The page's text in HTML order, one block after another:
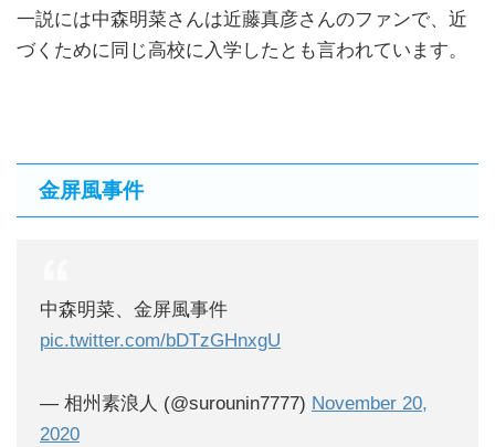
一説には中森明菜さんは近藤真彦さんのファンで、近
づくために同じ高校に入学したとも言われています。
金屏風事件
中森明菜、金屏風事件
pic.twitter.com/bDTzGHnxgU
— 相州素浪人 (@surounin7777) November 20,
2020